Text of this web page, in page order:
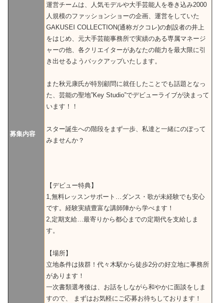
募集内容
運営チームは、人気モデルや大手芸能人を巻き込み2000
人規模のファッションショーの企画、運営をしていた
GAKUSEI COLLECTION(通称ガクコレ)の創設者の井上
をはじめ、元大手芸能事務所で実績のある専属マネージ
ャーの他、各クリエイターがあなたの能力を最大限に引
き出せるようバックアップいたします。
また秋元康氏が特別顧問に就任したことでも話題となっ
た、芸能の聖地”Key Studio”でデビューライブが決まって
います！！
スター誕生への階段をまず一歩、私達と一緒にのぼって
みませんか？
【デビュー特典】
1,無料レッスンサポート…ダンス・歌が未経験でも安心
です。経験実績豊富な講師陣から学べます！
2,定期支給…最寄りから都心までの定期代を支給しま
す。
【場所】
立地条件は抜群！代々木駅から徒歩2分の好立地に事務所
があります！
一次書類選考後は、お話をしながら和やかに面談をしま
すので、 まずはお気軽にご応募お待ちしております！